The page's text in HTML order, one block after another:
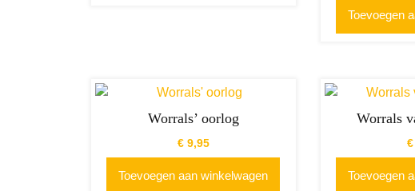
Toevoegen
Worrals’ oorlog
€9,95
Toevoegen aan winkelwagen
Worrals
€
Toevoegen